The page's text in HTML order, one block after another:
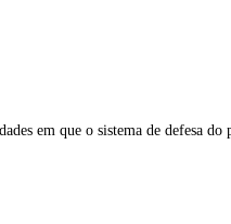
em que o sistema de defesa